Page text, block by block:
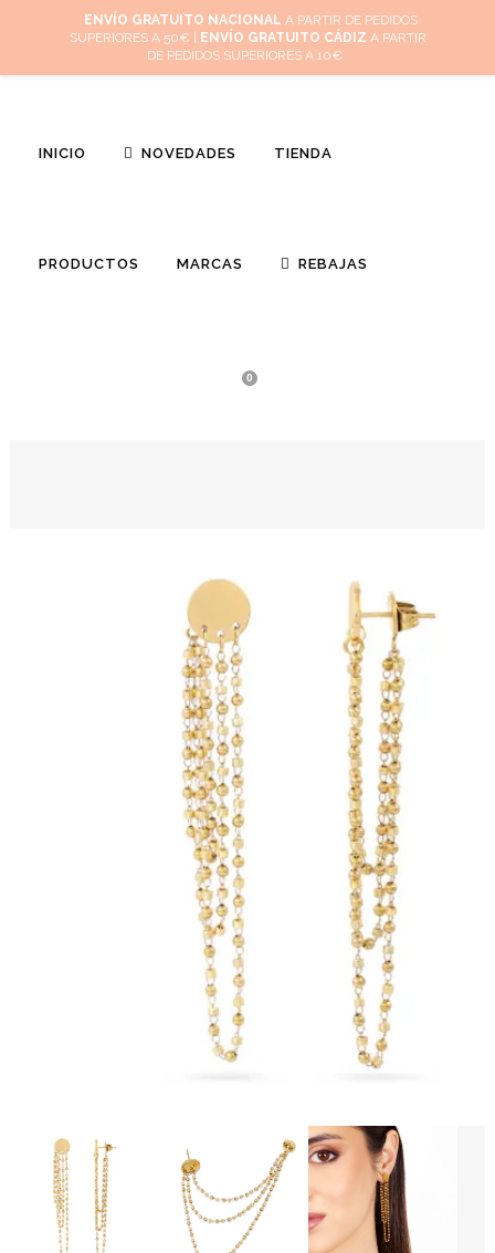
Mi cuenta Cuidado de tus joyas Conócenos Contacta
INICIO NOVEDADES TIENDA
PRODUCTOS MARCAS REBAJAS
0
ENVÍO GRATUITO NACIONAL A PARTIR DE PEDIDOS
SUPERIORES A 50€ |
ENVÍO GRATUITO CÁDIZ A PARTIR
DE PEDIDOS SUPERIORES A 10€